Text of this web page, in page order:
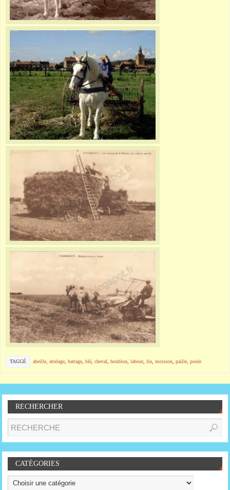
TAGGÉ abeille, attelage, battage, blé, cheval, houblon, labour, lin, moisson, paille, poule
RECHERCHER
CATÉGORIES